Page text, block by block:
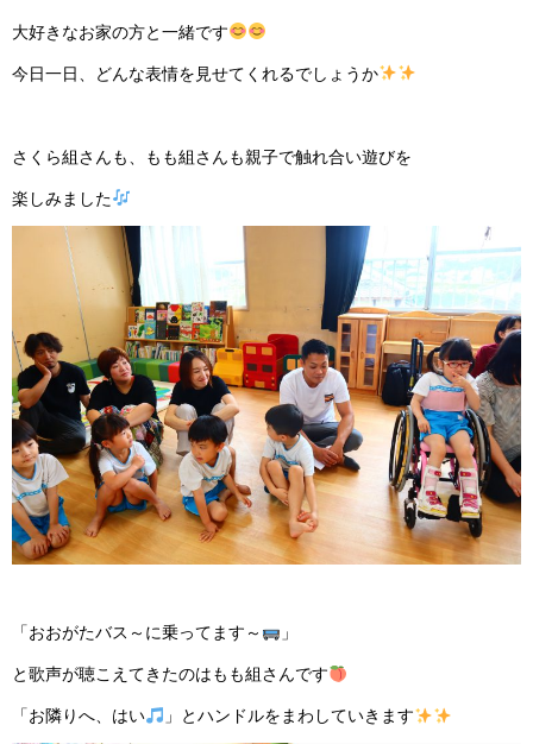
大好きなお家の方と一緒です
今日一日、どんな表情を見せてくれるでしょうか
さくら組さんも、もも組さんも親子で触れ合い遊びを
楽しみました
「おおがたバス～に乗ってます～ 」
と歌声が聴こえてきたのはもも組さんです
「お隣りへ、はい 」とハンドルをまわしていきます